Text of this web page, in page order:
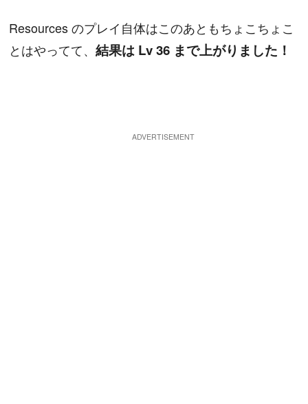
Resources のプレイ自体はこのあともちょこちょこ
とはやってて、結果は Lv 36 まで上がりました！